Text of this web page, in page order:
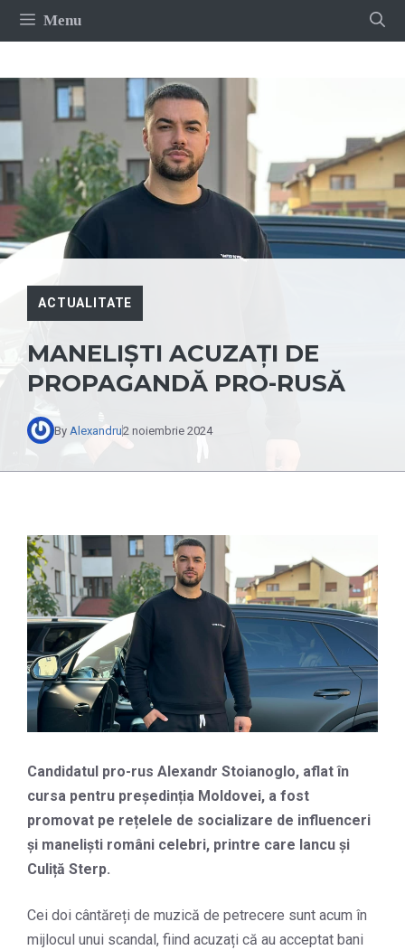
Sari
Menu
ACTUALITATE
MANELIȘTI ACUZAȚI DE
PROPAGANDĂ PRO-RUSĂ
By Alexandru2 noiembrie 2024
Candidatul pro-rus Alexandr Stoianoglo, aflat în
cursa pentru președinția Moldovei, a fost
promovat pe rețelele de socializare de influenceri
și maneliști români celebri, printre care Iancu și
Culiță Sterp.
Cei doi cântăreți de muzică de petrecere sunt acum în
mijlocul unui scandal, fiind acuzați că au acceptat bani